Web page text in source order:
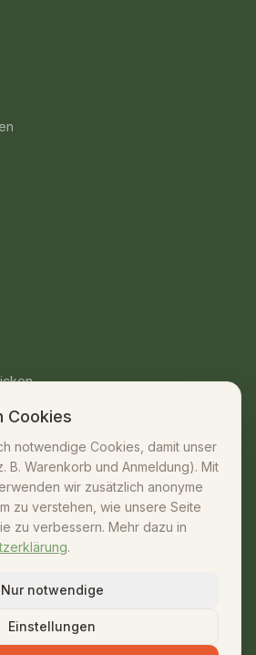
Cookies
notwendige Cookies, damit unser
B. Warenkorb und Anmeldung). Mit
wir zusätzlich anonyme
zu verstehen, wie unsere Seite
zu verbessern. Mehr dazu in
.
Nur notwendige
Einstellungen